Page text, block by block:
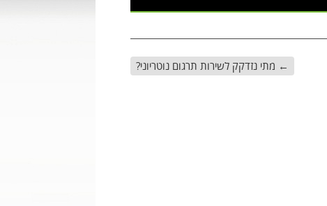
← מתי נזדקק לשירות תרגום נוטריוני?